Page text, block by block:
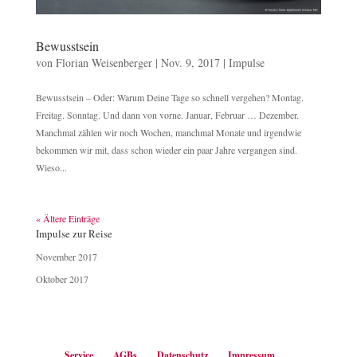
Bewusstsein
von Florian Weisenberger| Nov. 9, 2017| Impulse
Bewusstsein – Oder: Warum Deine Tage so schnell vergehen? Montag.
Freitag. Sonntag. Und dann von vorne. Januar, Februar … Dezember.
Manchmal zählen wir noch Wochen, manchmal Monate und irgendwie
bekommen wir mit, dass schon wieder ein paar Jahre vergangen sind.
Wieso...
« Ältere Einträge
Impulse zur Reise
November 2017
Oktober 2017